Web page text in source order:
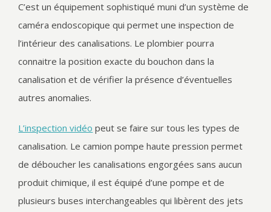
C’est un équipement sophistiqué muni d’un système de
caméra endoscopique qui permet une inspection de
l’intérieur des canalisations. Le plombier pourra
connaitre la position exacte du bouchon dans la
canalisation et de vérifier la présence d’éventuelles
autres anomalies.
L’inspection vidéo peut se faire sur tous les types de
canalisation. Le camion pompe haute pression permet
de déboucher les canalisations engorgées sans aucun
produit chimique, il est équipé d’une pompe et de
plusieurs buses interchangeables qui libèrent des jets